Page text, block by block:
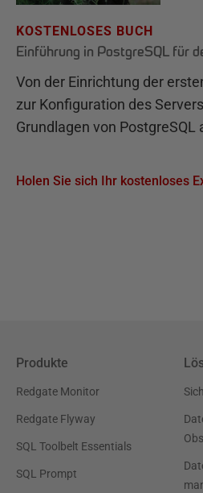
KOSTENLOSES BUCH
Einführung in PostgreSQL für
Von der Einrichtung der
zur Konfiguration des
Grundlagen von PostgreSQL
Holen Sie sich Ihr kostenloses
Produkte
Redgate Monitor
Redgate Flyway
SQL Toolbelt Essentials
SQL Prompt